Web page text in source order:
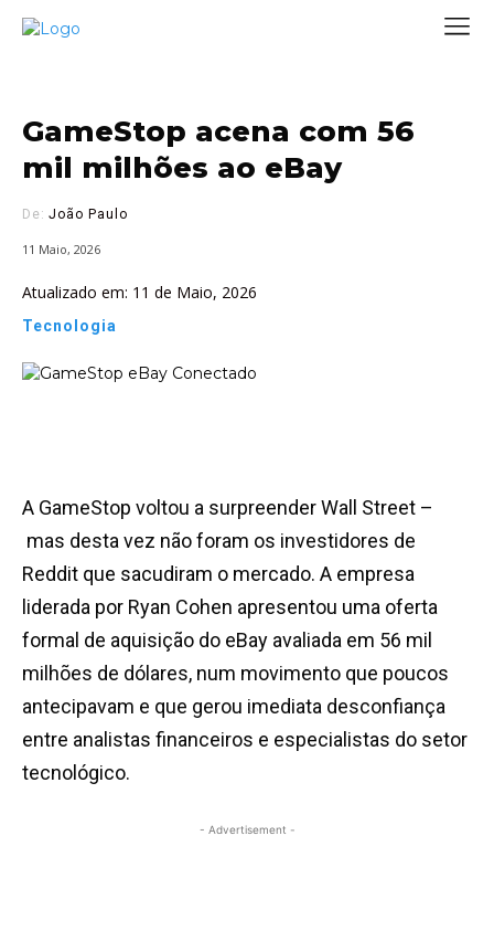
GameStop acena com 56
mil milhões ao eBay
De: João Paulo
11 Maio, 2026
Atualizado em: 11 de Maio, 2026
Tecnologia
A GameStop voltou a surpreender Wall Street –
mas desta vez não foram os investidores de
Reddit que sacudiram o mercado. A empresa
liderada por Ryan Cohen apresentou uma oferta
formal de aquisição do eBay avaliada em 56 mil
milhões de dólares, num movimento que poucos
antecipavam e que gerou imediata desconfiança
entre analistas financeiros e especialistas do setor
tecnológico.
- Advertisement -